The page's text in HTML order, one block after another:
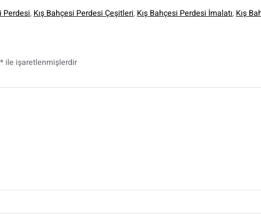
Perdesi,Kış Bahçesi Perdesi Çeşitleri,Kış Bahçesi Perdesi İmalatı,Kış
* ile işaretlenmişlerdir